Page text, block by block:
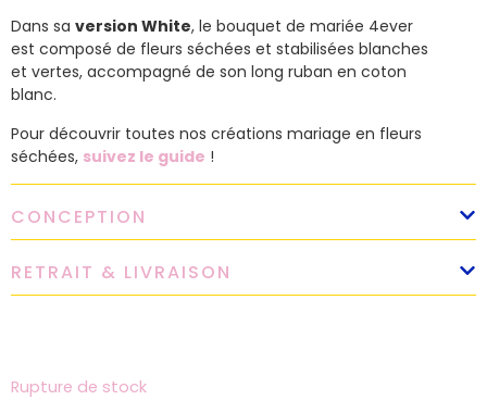
Dans sa version White, le bouquet de mariée 4ever
est composé de fleurs séchées et stabilisées blanches
et vertes, accompagné de son long ruban en coton
blanc.
Pour découvrir toutes nos créations mariage en fleurs
séchées, suivez le guide !
CONCEPTION
RETRAIT & LIVRAISON
Rupture de stock